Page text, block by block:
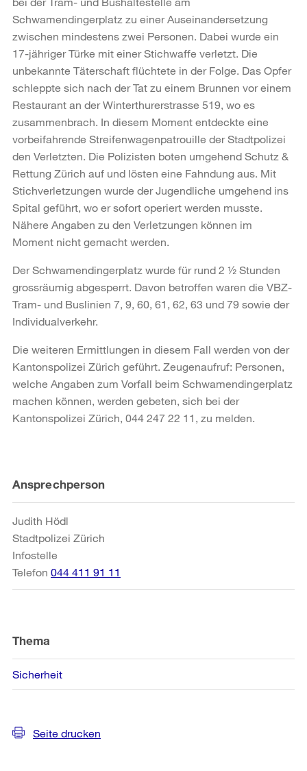
Schwamendingerplatz zu einer Auseinandersetzung
zwischen mindestens zwei Personen. Dabei wurde ein
17-jähriger Türke mit einer Stichwaffe verletzt. Die
unbekannte Täterschaft flüchtete in der Folge. Das Opfer
schleppte sich nach der Tat zu einem Brunnen vor einem
Restaurant an der Winterthurerstrasse 519, wo es
zusammenbrach. In diesem Moment entdeckte eine
vorbeifahrende Streifenwagenpatrouille der Stadtpolizei
den Verletzten. Die Polizisten boten umgehend Schutz &
Rettung Zürich auf und lösten eine Fahndung aus. Mit
Stichverletzungen wurde der Jugendliche umgehend ins
Spital geführt, wo er sofort operiert werden musste.
Nähere Angaben zu den Verletzungen können im
Moment nicht gemacht werden.
Der Schwamendingerplatz wurde für rund 2 ½ Stunden
grossräumig abgesperrt. Davon betroffen waren die VBZ-
Tram- und Buslinien 7, 9, 60, 61, 62, 63 und 79 sowie der
Individualverkehr.
Die weiteren Ermittlungen in diesem Fall werden von der
Kantonspolizei Zürich geführt. Zeugenaufruf: Personen,
welche Angaben zum Vorfall beim Schwamendingerplatz
machen können, werden gebeten, sich bei der
Kantonspolizei Zürich, 044 247 22 11, zu melden.
Weitere
Informationen
Ansprechperson
Judith Hödl
Stadtpolizei Zürich
Infostelle
Telefon 044 411 91 11
Thema
Sicherheit
Seite drucken